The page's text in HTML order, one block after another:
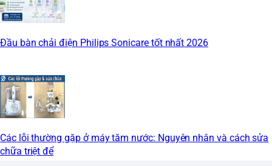
Đầu bàn chải điện Philips Sonicare tốt nhất 2026
Các lỗi thường gặp ở máy tăm nước: Nguyên nhân và cách sửa
chữa triệt để